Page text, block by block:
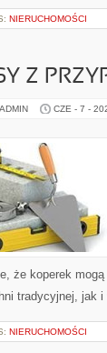
NIERUCHOMOŚCI
Z
CZE - 7 -
że koperek
tradycyjnej, jak
NIERUCHOMOŚCI